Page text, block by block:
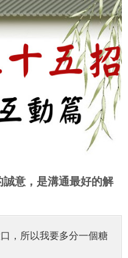
意，是溝通最好的解
，所以我要多分一個糖